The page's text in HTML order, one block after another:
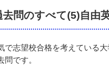
去問のすべて(5)自由
で志望校合格を考えている
問です。